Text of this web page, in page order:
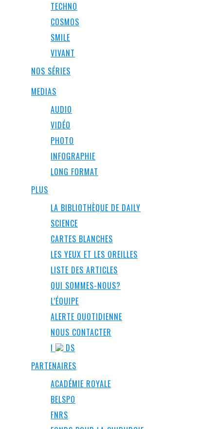
TECHNO
COSMOS
SMILE
VIVANT
NOS SÉRIES
MEDIAS
AUDIO
VIDÉO
PHOTO
INFOGRAPHIE
LONG FORMAT
PLUS
LA BIBLIOTHÈQUE DE DAILY
SCIENCE
CARTES BLANCHES
LES YEUX ET LES OREILLES
LISTE DES ARTICLES
QUI SOMMES-NOUS?
L’ÉQUIPE
ALERTE QUOTIDIENNE
NOUS CONTACTER
I
DS
PARTENAIRES
ACADÉMIE ROYALE
BELSPO
FNRS